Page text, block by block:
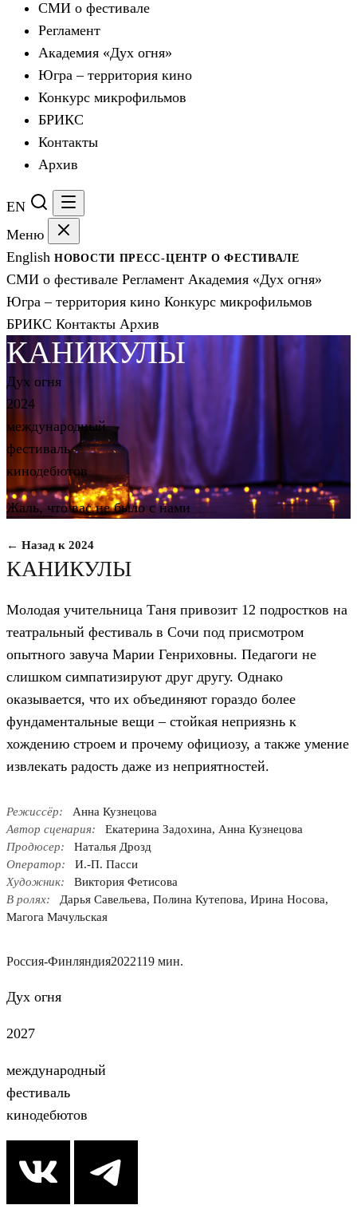
СМИ о фестивале
Регламент
Академия «Дух огня»
Югра – территория кино
Конкурс микрофильмов
БРИКС
Контакты
Архив
EN
Меню
English НОВОСТИ ПРЕСС-ЦЕНТРО ФЕСТИВАЛЕ
СМИ о фестивале Регламент Академия «Дух огня»
Югра – территория кино Конкурс микрофильмов
БРИКС Контакты Архив
КАНИКУЛЫ
Дух огня
2024
международный
фестиваль
кинодебютов
Жаль, что вас не было с нами
← Назад к 2024
КАНИКУЛЫ
Молодая учительница Таня привозит 12 подростков на
театральный фестиваль в Сочи под присмотром
опытного завуча Марии Генриховны. Педагоги не
слишком симпатизируют друг другу. Однако
оказывается, что их объединяют гораздо более
фундаментальные вещи – стойкая неприязнь к
хождению строем и прочему официозу, а также умение
извлекать радость даже из неприятностей.
Режиссёр:
Анна Кузнецова
Автор сценария:
Екатерина Задохина, Анна Кузнецова
Продюсер:
Наталья Дрозд
Оператор:
И.-П. Пасси
Художник:
Виктория Фетисова
В ролях:
Дарья Савельева, Полина Кутепова, Ирина Носова,
Магога Мачульская
Россия-Финляндия2022119 мин.
Дух огня
2027
международный
фестиваль
кинодебютов